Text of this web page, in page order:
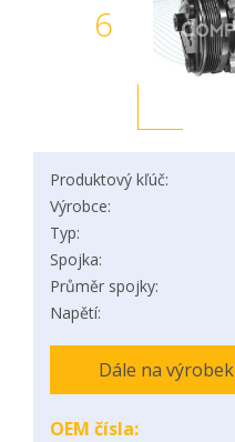
6
Produktový kľúč:
Výrobce:
Typ:
Spojka:
Průměr spojky:
Napětí:
Dále na výrobek
OEM čísla: